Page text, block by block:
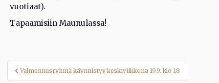
vuotiaat).
Tapaamisiin Maunulassa!
Artikkelien
selaus
Valmennusryhmä käynnistyy keskiviikkona 19.9. klo 18